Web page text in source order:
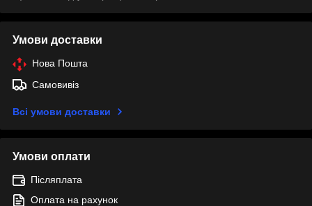
Умови доставки
Нова Пошта
Самовивіз
Всі умови доставки
Умови оплати
Післяплата
Оплата на рахунок